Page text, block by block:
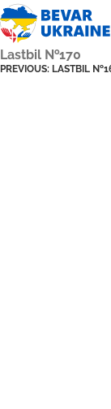
Lastbil №170
PREVIOUS: LASTBIL